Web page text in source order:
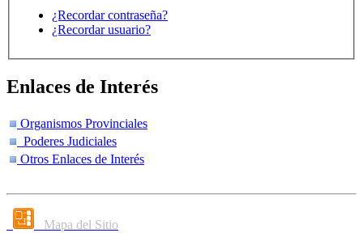
¿Recordar contraseña?
¿Recordar usuario?
Enlaces de Interés
Organismos Provinciales
Poderes Judiciales
Otros Enlaces de Interés
Mapa del Sitio